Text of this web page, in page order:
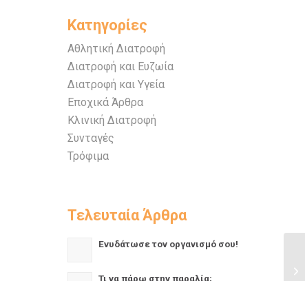
Κατηγορίες
Αθλητική Διατροφή
Διατροφή και Ευζωία
Διατροφή και Υγεία
Εποχικά Άρθρα
Κλινική Διατροφή
Συνταγές
Τρόφιμα
Τελευταία Άρθρα
Ενυδάτωσε τον οργανισμό σου!
Τι να πάρω στην παραλία;